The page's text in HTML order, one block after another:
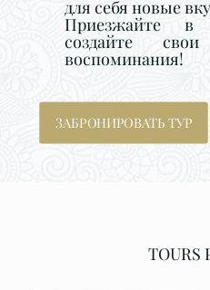
для себя новые
Приезжайте
создайте
воспоминания!
ЗАБРОНИРОВАТЬ ТУР
TOURS